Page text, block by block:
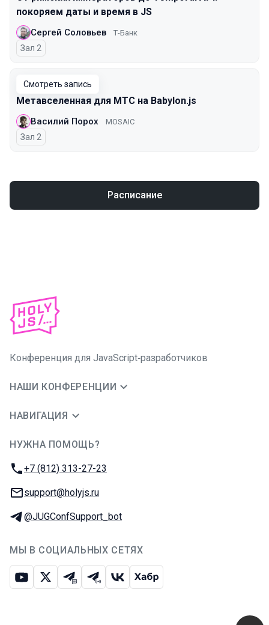
покоряем даты и время в JS
Сергей Соловьев Т-Банк
Зал 2
Смотреть запись
Метавселенная для МТС на Babylon.js
Василий Порох MOSAIC
Зал 2
Расписание
Конференция для JavaScript‑разработчиков
НАШИ КОНФЕРЕНЦИИ
НАВИГАЦИЯ
НУЖНА ПОМОЩЬ?
Телефон:
+7 (812) 313-27-23
E-mail:
support@holyjs.ru
Телеграм:
@JUGConfSupport_bot
МЫ В СОЦИАЛЬНЫХ СЕТЯХ
ЮтубИкс Телеграм-чат
Телеграм-канал
ВКонтакте
Хабр